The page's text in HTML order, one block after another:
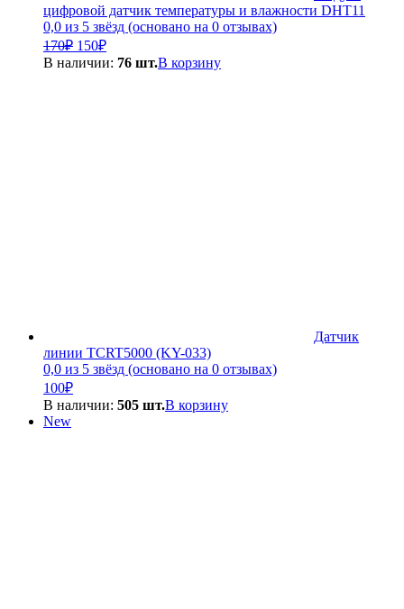
цифровой датчик температуры и влажности DHT11
0,0 из 5 звёзд (основано на 0 отзывах)
170₽ Первоначальная
цена
150₽Текущая
цена:
В наличии: 76 шт.В корзину
Датчик
линии TCRT5000 (KY-033)
0,0 из 5 звёзд (основано на 0 отзывах)
100₽
В наличии: 505 шт.В корзину
New